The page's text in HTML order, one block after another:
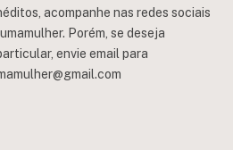
acompanhe nas redes sociais
Porém, se deseja
envie email para